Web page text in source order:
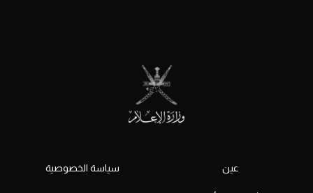
عين سياسة الخصوصية